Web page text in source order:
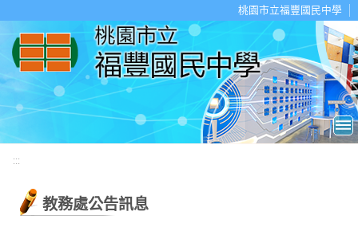
桃園市立福豐國民中學
:::
教務處公告訊息